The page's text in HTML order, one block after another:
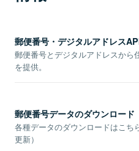
郵便番号・デジタルアドレス
郵便番号とデジタルアドレスから
を提供。
郵便番号データのダウンロード
各種データのダウンロードはこち
更新）